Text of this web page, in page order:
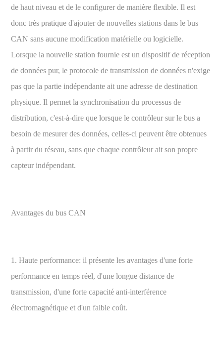
de haut niveau et de le configurer de manière flexible. Il est
donc très pratique d'ajouter de nouvelles stations dans le bus
CAN sans aucune modification matérielle ou logicielle.
Lorsque la nouvelle station fournie est un dispositif de réception
de données pur, le protocole de transmission de données n'exige
pas que la partie indépendante ait une adresse de destination
physique. Il permet la synchronisation du processus de
distribution, c'est-à-dire que lorsque le contrôleur sur le bus a
besoin de mesurer des données, celles-ci peuvent être obtenues
à partir du réseau, sans que chaque contrôleur ait son propre
capteur indépendant.
Avantages du bus CAN
1. Haute performance: il présente les avantages d'une forte
performance en temps réel, d'une longue distance de
transmission, d'une forte capacité anti-interférence
électromagnétique et d'un faible coût.